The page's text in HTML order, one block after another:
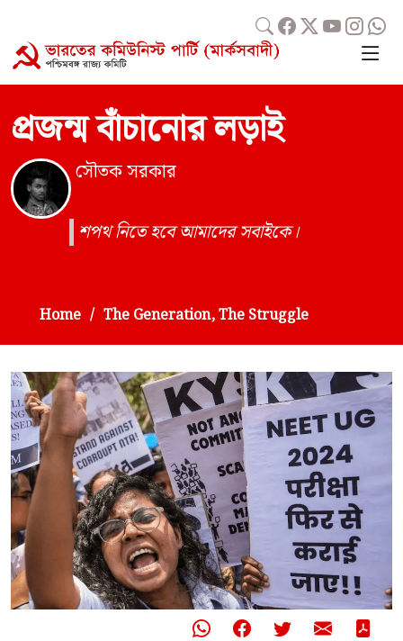
প্রজন্ম বাঁচানোর লড়াই
সৌতক সরকার
শপথ নিতে হবে আমাদের সবাইকে।
Home The Generation, The Struggle